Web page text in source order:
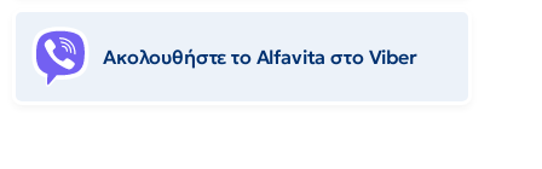
Ακολουθήστε το Αlfavita στο Viber